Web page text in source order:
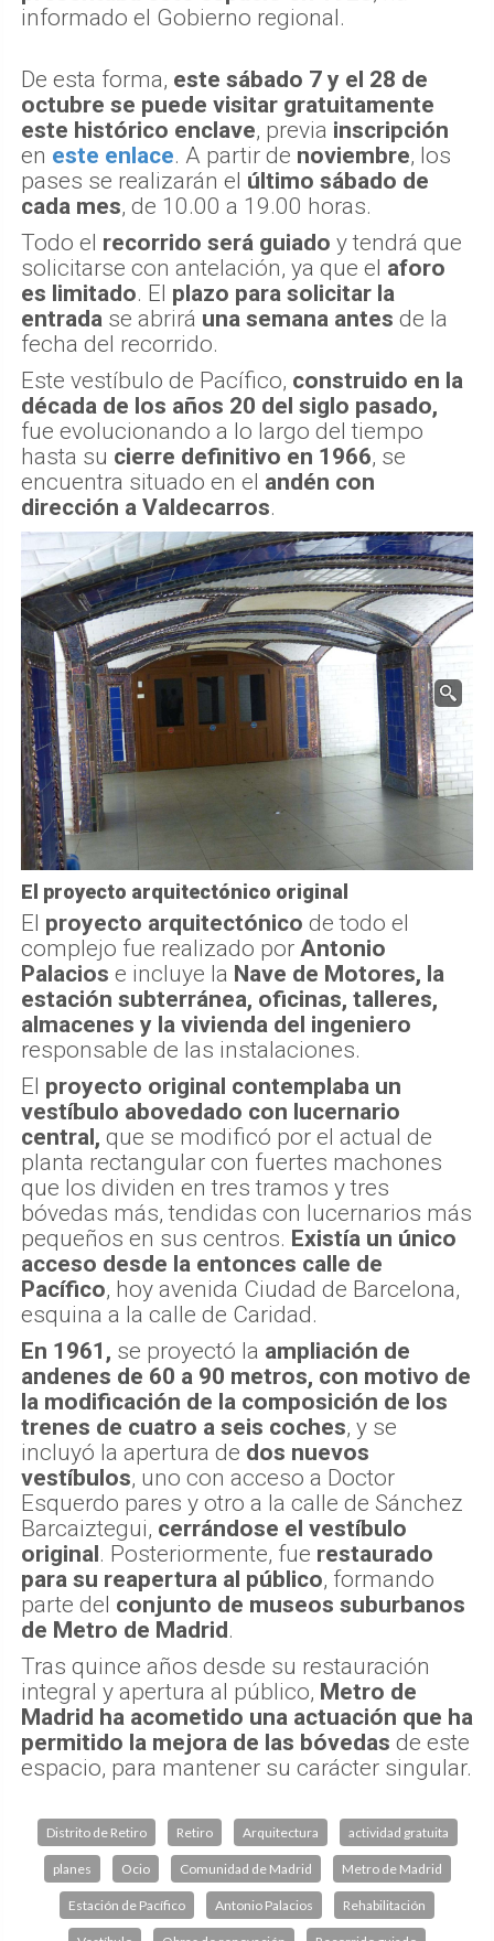
informado el Gobierno regional.
De esta forma, este sábado 7 y el 28 de
octubre se puede visitar gratuitamente
este histórico enclave, previa inscripción
en este enlace. A partir de noviembre, los
pases se realizarán el último sábado de
cada mes, de 10.00 a 19.00 horas.
Todo el recorrido será guiado y tendrá que
solicitarse con antelación, ya que el aforo
es limitado. El plazo para solicitar la
entrada se abrirá una semana antes de la
fecha del recorrido.
Este vestíbulo de Pacífico, construido en la
década de los años 20 del siglo pasado,
fue evolucionando a lo largo del tiempo
hasta su cierre definitivo en 1966, se
encuentra situado en el andén con
dirección a Valdecarros.
El proyecto arquitectónico original
El proyecto arquitectónico de todo el
complejo fue realizado por Antonio
Palacios e incluye la Nave de Motores, la
estación subterránea, oficinas, talleres,
almacenes y la vivienda del ingeniero
responsable de las instalaciones.
El proyecto original contemplaba un
vestíbulo abovedado con lucernario
central, que se modificó por el actual de
planta rectangular con fuertes machones
que los dividen en tres tramos y tres
bóvedas más, tendidas con lucernarios más
pequeños en sus centros. Existía un único
acceso desde la entonces calle de
Pacífico, hoy avenida Ciudad de Barcelona,
esquina a la calle de Caridad.
En 1961, se proyectó la ampliación de
andenes de 60 a 90 metros, con motivo de
la modificación de la composición de los
trenes de cuatro a seis coches, y se
incluyó la apertura de dos nuevos
vestíbulos, uno con acceso a Doctor
Esquerdo pares y otro a la calle de Sánchez
Barcaiztegui, cerrándose el vestíbulo
original. Posteriormente, fue restaurado
para su reapertura al público, formando
parte del conjunto de museos suburbanos
de Metro de Madrid.
Tras quince años desde su restauración
integral y apertura al público, Metro de
Madrid ha acometido una actuación que ha
permitido la mejora de las bóvedas de este
espacio, para mantener su carácter singular.
Distrito de Retiro Retiro Arquitectura actividad gratuita
planes Ocio Comunidad de Madrid Metro de Madrid
Estación de Pacífico Antonio Palacios Rehabilitación